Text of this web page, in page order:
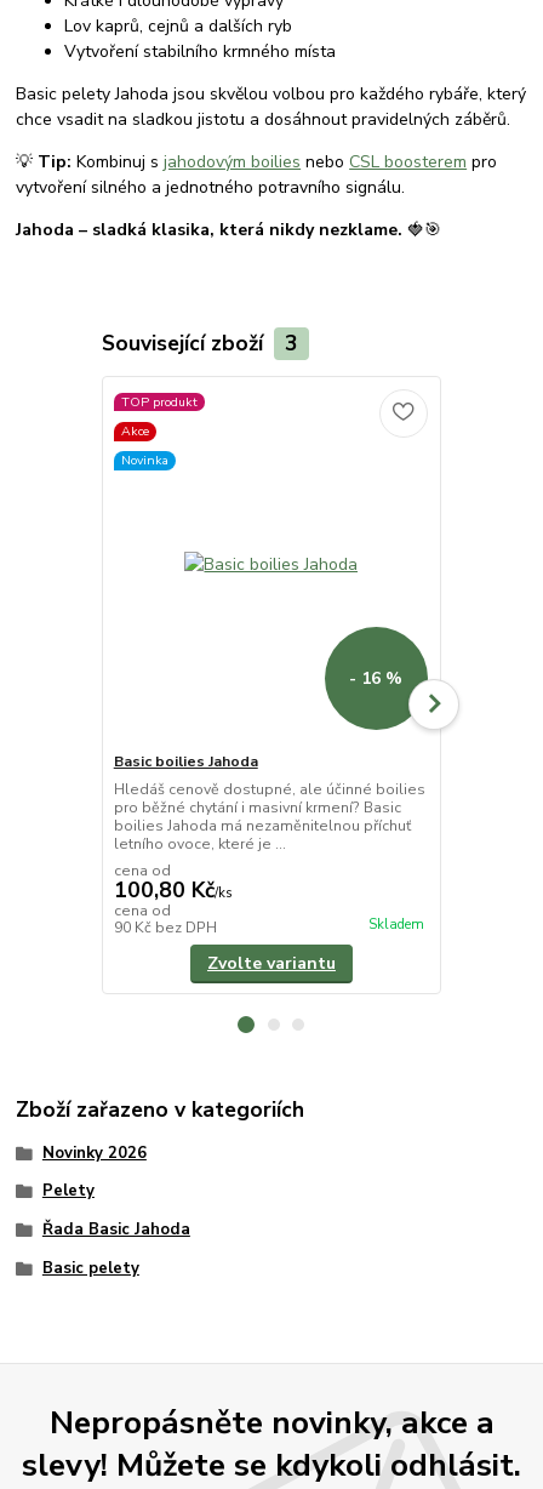
Lov kaprů, cejnů a dalších ryb
Vytvoření stabilního krmného místa
Basic pelety Jahoda jsou skvělou volbou pro každého rybáře, který
chce vsadit na sladkou jistotu a dosáhnout pravidelných záběrů.
💡 Tip: Kombinuj sjahodovým boilies nebo CSL boosterem pro
vytvoření silného a jednotného potravního signálu.
Jahoda – sladká klasika, která nikdy nezklame. 🍓🎯
Související zboží 3
TOP produkt
Akce
Novinka
- 16 %
Basic boilies Jahoda
Hledáš cenově dostupné, ale účinné boilies
pro běžné chytání i masivní krmení? Basic
boilies Jahoda má nezaměnitelnou příchuť
letního ovoce, které je ...
cena od
100,80 Kč/ks
cena od
90 Kč bez DPH Skladem
Zvolte variantu
Zboží zařazeno v kategoriích
Novinky 2026
Pelety
Řada Basic Jahoda
Basic pelety
Nepropásněte novinky, akce a
slevy! Můžete se kdykoli odhlásit.